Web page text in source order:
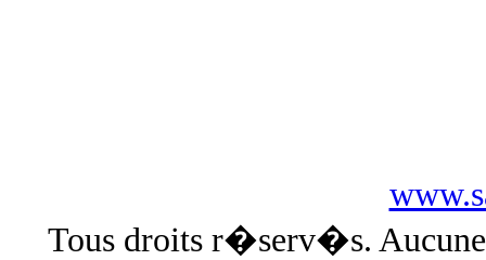
Tous droits r�serv�s.